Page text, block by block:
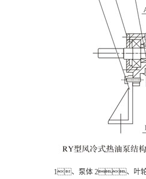
1、泵体 2、叶